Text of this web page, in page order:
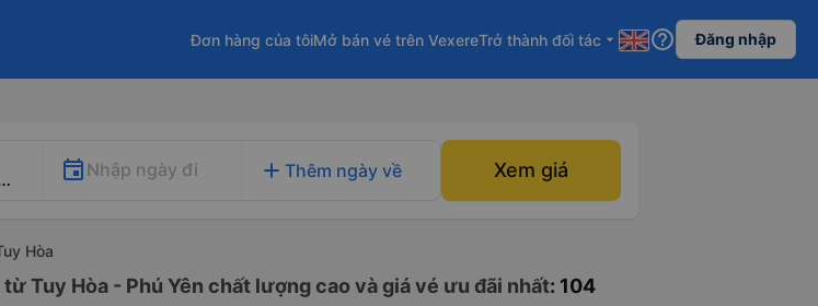
Đơn hàng của tôiMở bán vé trên VexereTrở thành đối tác arrow_drop_down help_outline Đăng nhập
Nhập ngày đi add Thêm ngày về Xem giá
Hòa
Tuy Hòa - Phú Yên chất lượng cao và giá vé ưu đãi nhất: 104